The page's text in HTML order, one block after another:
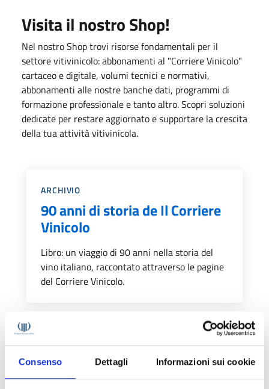
Consenso Dettagli Informazioni sui cookie
Visita il nostro Shop!
Nel nostro Shop trovi risorse fondamentali per il
settore vitivinicolo: abbonamenti al "Corriere Vinicolo"
cartaceo e digitale, volumi tecnici e normativi,
abbonamenti alle nostre banche dati, programmi di
formazione professionale e tanto altro. Scopri soluzioni
dedicate per restare aggiornato e supportare la crescita
della tua attività vitivinicola.
Categoria::
ARCHIVIO
90 anni di storia de Il Corriere
Vinicolo
Libro: un viaggio di 90 anni nella storia del
vino italiano, raccontato attraverso le pagine
del Corriere Vinicolo.
Abbonamento a Il Corriere
Vinicolo digitale (1 anno)